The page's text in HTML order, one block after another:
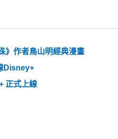
》作者鳥山明經典漫畫
Disney+
正式上線